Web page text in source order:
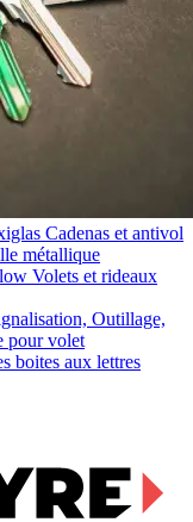
Cadenas et antivol
métallique
Volets et rideaux
Outillage,
pour volet
boites aux lettres